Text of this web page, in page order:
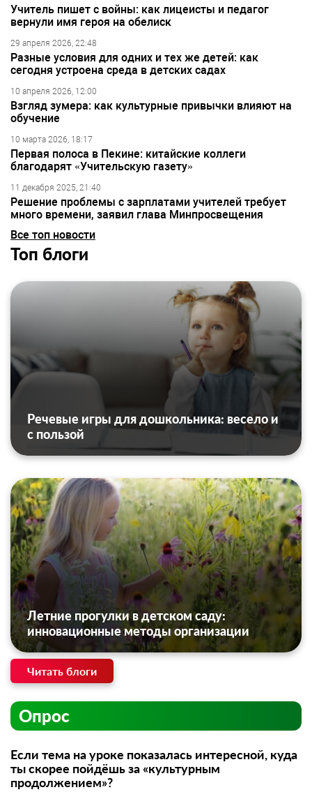
Учитель пишет с войны: как лицеисты и педагог
вернули имя героя на обелиск
29 апреля 2026, 22:48
Разные условия для одних и тех же детей: как
сегодня устроена среда в детских садах
10 апреля 2026, 12:00
Взгляд зумера: как культурные привычки влияют на
обучение
10 марта 2026, 18:17
Первая полоса в Пекине: китайские коллеги
благодарят «Учительскую газету»
11 декабря 2025, 21:40
Решение проблемы с зарплатами учителей требует
много времени, заявил глава Минпросвещения
Все топ новости
Топ блоги
Речевые игры для дошкольника: весело и
с пользой
Летние прогулки в детском саду:
инновационные методы организации
Читать блоги
Опрос
Если тема на уроке показалась интересной, куда
ты скорее пойдёшь за «культурным
продолжением»?